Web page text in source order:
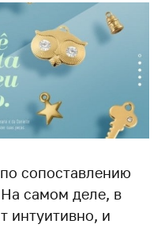
сопоставлению
самом деле, в
интуитивно, и